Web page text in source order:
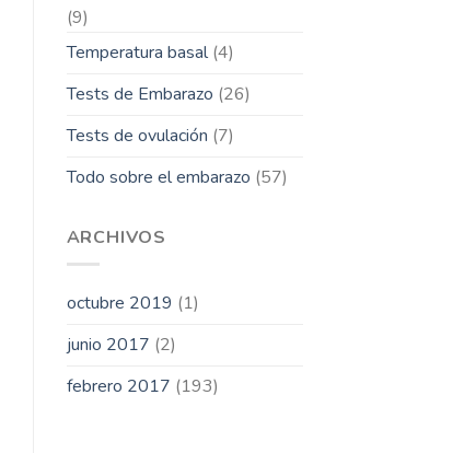
(9)
Temperatura basal(4)
Tests de Embarazo (26)
Tests de ovulación (7)
Todo sobre el embarazo (57)
ARCHIVOS
octubre 2019 (1)
junio 2017 (2)
febrero 2017 (193)